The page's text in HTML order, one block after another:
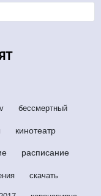
бессмертный
кинотеатр
расписание
скачать